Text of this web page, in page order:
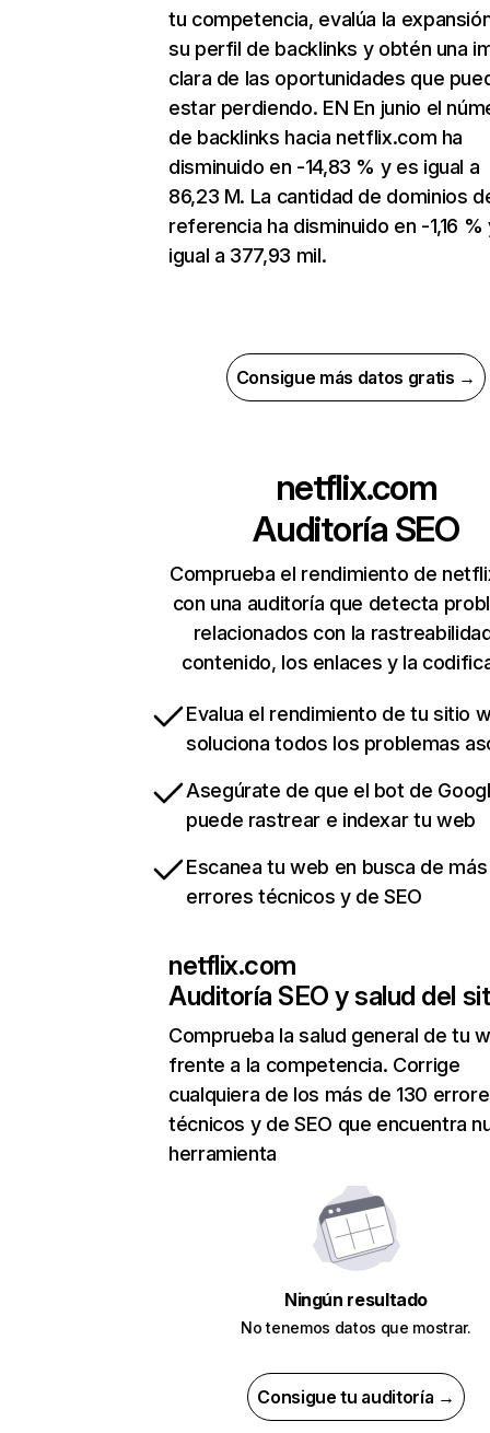
tu competencia, evalúa la
su perfil de backlinks y obtén una
clara de las oportunidades que
estar perdiendo. EN En junio el
de backlinks hacia netflix.com ha
disminuido en -14,83 % y es igual a
86,23 M. La cantidad de dominios
referencia ha disminuido en -1,16 %
igual a 377,93 mil.
Consigue más datos gratis →
netflix.com
Auditoría SEO
Comprueba el rendimiento de
con una auditoría que detecta
relacionados con la
contenido, los enlaces y la
Evalua el rendimiento de tu sitio
soluciona todos los problemas
Asegúrate de que el bot de
puede rastrear e indexar tu web
Escanea tu web en busca de
errores técnicos y de SEO
netflix.com
Auditoría SEO y salud del
Comprueba la salud general de tu
frente a la competencia. Corrige
cualquiera de los más de 130
técnicos y de SEO que encuentra
herramienta
Ningún resultado
No tenemos datos que mostrar.
Consigue tu auditoría →